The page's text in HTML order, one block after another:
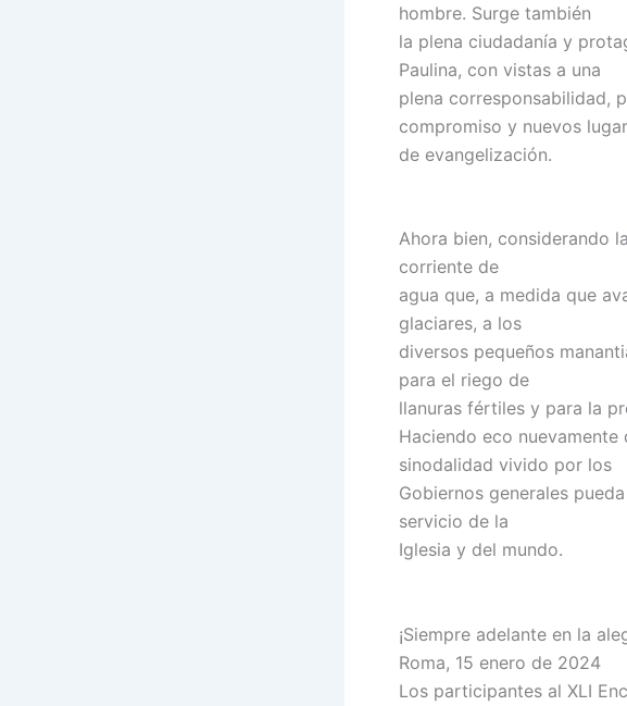
hombre. Surge también
la plena ciudadanía y
Paulina, con vistas a una
plena corresponsabilidad,
compromiso y nuevos
de evangelización.
Ahora bien, considerando
corriente de
agua que, a medida que
glaciares, a los
diversos pequeños
para el riego de
llanuras fértiles y para la
Haciendo eco
sinodalidad vivido por los
Gobiernos generales
servicio de la
Iglesia y del mundo.
¡Siempre adelante en la
Roma, 15 enero de 2024
Los participantes al XLI